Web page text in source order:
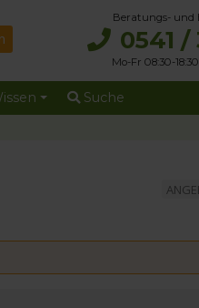
Beratungs- und
0541 /
Mo-Fr 08:30-
Suche